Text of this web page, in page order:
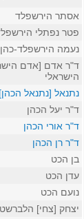
אסתר הירשפלד
פטר נפתלי
נעמה הירשפלד-כהן
ד"ר אדם [אדם
הישראלי
נתנאל [נתנאל
ד"ר יעל הכהן
ד"ר אורי הכהן
ד"ר רן הכהן
בן הכט
עדן הכט
נועם הכט
יצחק [צחי]